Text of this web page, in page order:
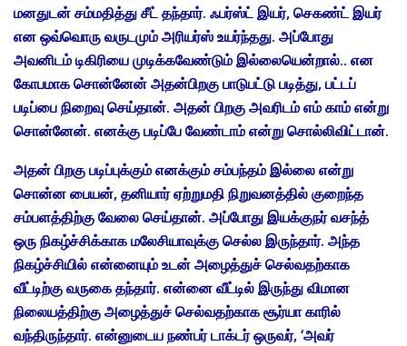
மனதுடன் சம்மதித்து சீட் தந்தார். ஃபர்ஸ்ட் இயர், செகண்ட் இயர்
என ஒவ்வொரு வருடமும் அரியர்ஸ் உயர்ந்தது. அப்போது
அவனிடம் டிகிரியை முடிக்கவேண்டும் இல்லையென்றால்.. என
கோபமாக சொன்னேன் அதன்பிறகு பாடுபட்டு படித்து, பட்டப்
படிப்பை நிறைவு செய்தான். அதன் பிறகு அவரிடம் எம் காம் என்று
சொன்னேன். எனக்கு படிப்பே வேண்டாம் என்று சொல்லிவிட்டான்.
அதன் பிறகு படிப்புக்கும் எனக்கும் சம்பந்தம் இல்லை என்று
சொன்ன பையன், தனியார் ஏற்றுமதி நிறுவனத்தில் குறைந்த
சம்பளத்திற்கு வேலை செய்தான். அப்போது இயக்குநர் வசந்த்
ஒரு நிகழ்ச்சிக்காக மலேசியாவுக்கு செல்ல இருந்தார். அந்த
நிகழ்ச்சியில் என்னையும் உடன் அழைத்துச் செல்வதற்காக
வீட்டிற்கு வருகை தந்தார். என்னை வீட்டில் இருந்து விமான
நிலையத்திற்கு அழைத்துச் செல்வதற்காக சூர்யா காரில்
வந்திருந்தார். என்னுடைய நண்பர் டாக்டர் ஒருவர், ‘அவர்